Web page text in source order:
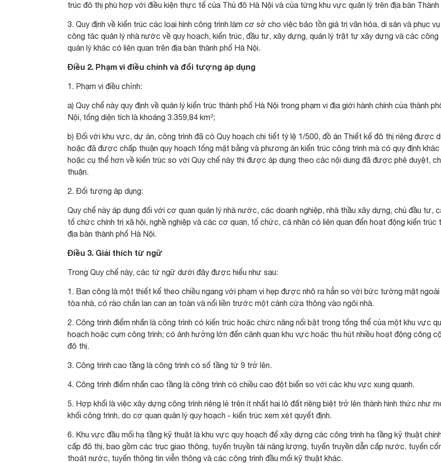
trúc đô thị phù hợp với điều kiện thực tế của Thủ đô Hà Nội và của từng khu vực quản lý trên địa bàn Thành
3. Quy định về kiến trúc các loại hình công trình làm cơ sở cho việc bảo tồn giá trị văn hóa, di sản và phục vụ
công tác quản lý nhà nước về quy hoạch, kiến trúc, đầu tư, xây dựng, quản lý trật tự xây dựng và các công
quản lý khác có liên quan trên địa bàn thành phố Hà Nội.
Điều 2. Phạm vi điều chỉnh và đối tượng áp dụng
1. Phạm vi điều chỉnh:
a) Quy chế này quy định về quản lý kiến trúc thành phố Hà Nội trong phạm vi địa giới hành chính của thành
Nội, tổng diện tích là khoảng 3.359,84 km²;
b) Đối với khu vực, dự án, công trình đã có Quy hoạch chi tiết tỷ lệ 1/500, đồ án Thiết kế đô thị riêng được
hoặc đã được chấp thuận quy hoạch tổng mặt bằng và phương án kiến trúc công trình mà có quy định khác
hoặc cụ thể hơn về kiến trúc so với Quy chế này thì được áp dụng theo các nội dung đã được phê duyệt,
thuận.
2. Đối tượng áp dụng:
Quy chế này áp dụng đối với cơ quan quản lý nhà nước, các doanh nghiệp, nhà thầu xây dựng, chủ đầu tư,
tổ chức chính trị xã hội, nghề nghiệp và các cơ quan, tổ chức, cá nhân có liên quan đến hoạt động kiến trúc
địa bàn thành phố Hà Nội.
Điều 3. Giải thích từ ngữ
Trong Quy chế này, các từ ngữ dưới đây được hiểu như sau:
1. Ban công là một thiết kế theo chiều ngang với phạm vi hẹp được nhô ra hẳn so với bức tường mặt ngoài
tòa nhà, có rào chắn lan can an toàn và nối liền trước một cánh cửa thông vào ngôi nhà.
2. Công trình điểm nhấn là công trình có kiến trúc hoặc chức năng nổi bật trong tổng thể của một khu vực
hoạch hoặc cụm công trình; có ảnh hưởng lớn đến cảnh quan khu vực hoặc thu hút nhiều hoạt động công
đô thị.
3. Công trình cao tầng là công trình có số tầng từ 9 trở lên.
4. Công trình điểm nhấn cao tầng là công trình có chiều cao đột biến so với các khu vực xung quanh.
5. Hợp khối là việc xây dựng công trình riêng lẻ trên ít nhất hai lô đất riêng biệt trở lên thành hình thức như
khối công trình, do cơ quan quản lý quy hoạch - kiến trúc xem xét quyết định.
6. Khu vực đầu mối hạ tầng kỹ thuật là khu vực quy hoạch để xây dựng các công trình hạ tầng kỹ thuật
cấp đô thị, bao gồm các trục giao thông, tuyến truyền tải năng lượng, tuyến truyền dẫn cấp nước, tuyến
thoát nước, tuyến thông tin viễn thông và các công trình đầu mối kỹ thuật khác.